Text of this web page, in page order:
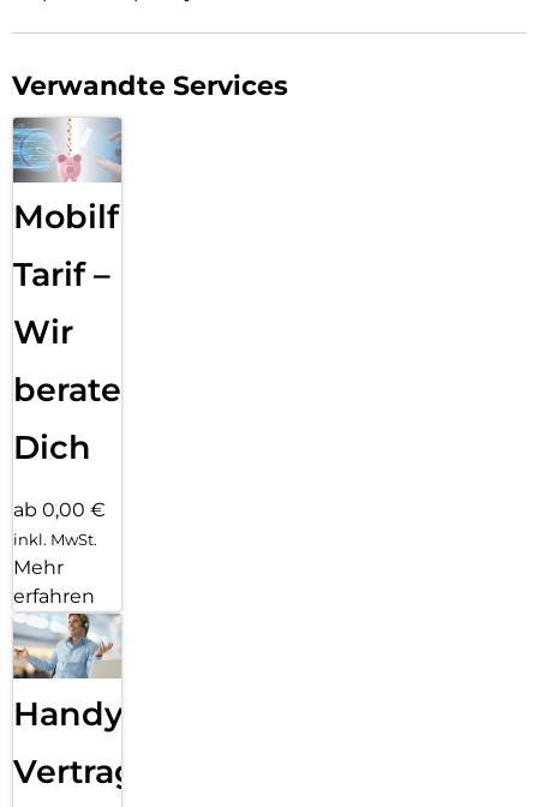
Verwandte Services
Mobilfunk
Tarif –
Wir
beraten
Dich
ab 0,00 €
inkl. MwSt.
Mehr
erfahren
Handy
Vertragsabwicklung